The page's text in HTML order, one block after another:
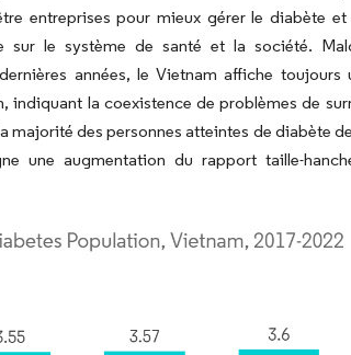
entreprises pour mieux gérer le diabète et
sur le système de santé et la société.
années, le Vietnam affiche toujours
la coexistence de problèmes de
majorité des personnes atteintes de diabète
une augmentation du rapport taille-